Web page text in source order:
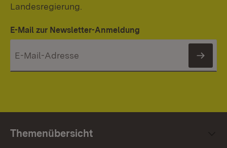
Landesregierung.
E-Mail zur Newsletter-Anmeldung
Themenübersicht